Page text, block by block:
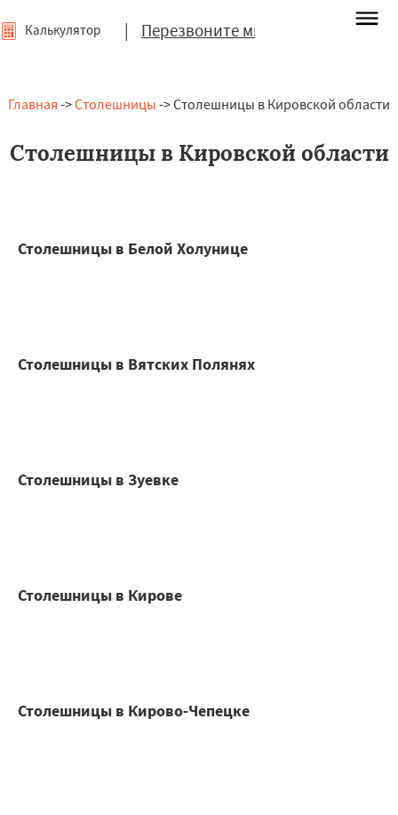
| Перезвоните мне
Калькулятор
Главная ->Столешницы -> Столешницы в Кировской области
Столешницы в Кировской области
Столешницы в Белой Холунице
Столешницы в Вятских Полянях
Столешницы в Зуевке
Столешницы в Кирове
Столешницы в Кирово-Чепецке